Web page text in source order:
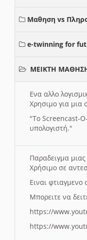
Μαθηση vs
e-twinning for
ΜΕΙΚΤΗ
Ενα αλλο
Χρησιμο για μια
"To Screencast-
υπολογιστή."
Παραδειγμα μιας
Χρήσιμο σε
Ειναι φτιαγμενο
Μπορειτε να
https://
https://